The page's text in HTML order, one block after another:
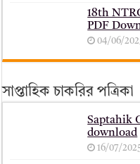
18th
PDF
04/06/
সাপ্তাহিক চাকরির পত্রিকা
Saptahik
download
16/07/